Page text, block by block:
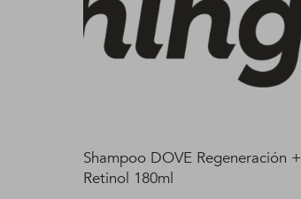
Shampoo DOVE Regeneración +
Retinol 180ml